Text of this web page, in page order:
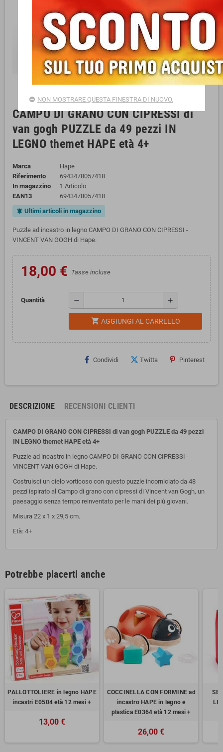
CAMPO DI GRANO CON CIPRESSI di
van gogh PUZZLE da 49 pezzi IN
LEGNO themet HAPE età 4+
Marca
Hape
Riferimento
6943478057418
In magazzino
1 Articolo
EAN13
6943478057418
notifications_active Ultimi articoli in magazzino
Puzzle ad incastro in legno CAMPO DI GRANO CON CIPRESSI -
VINCENT VAN GOGH di Hape.
18,00 € Tasse incluse
Quantità remove add
shopping_cart AGGIUNGI AL CARRELLO
Condividi Twitta Pinterest
DESCRIZIONE RECENSIONI CLIENTI
CAMPO DI GRANO CON CIPRESSI di van gogh PUZZLE da 49 pezzi
IN LEGNO themet HAPE età 4+
Puzzle ad incastro in legno CAMPO DI GRANO CON CIPRESSI -
VINCENT VAN GOGH di Hape.
Costruisci un cielo vorticoso con questo puzzle incorniciato da 48
pezzi ispirato al Campo di grano con cipressi di Vincent van Gogh, un
paesaggio senza tempo reinventato per le mani dei più giovani.
Misura 22 x 1 x 29,5 cm.
Età: 4+
Potrebbe piacerti anche
PALLOTTOLIERE in legno HAPE
incastri E0504 età 12 mesi +
13,00 €
COCCINELLA CON FORMINE ad
incastro HAPE in legno e
plastica E0364 età 12 mesi +
26,00 €
NON MOSTRARE QUESTA FINESTRA DI NUOVO.